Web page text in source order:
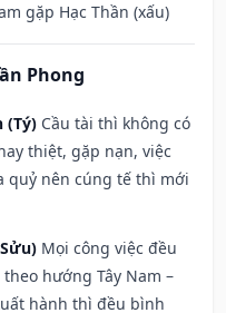
gặp Hạc Thần (xấu)
Phong
(Tý) Cầu tài thì không có
thiệt, gặp nạn, việc
quỷ nên cúng tế thì mới
Mọi công việc đều
hướng Tây Nam –
hành thì đều bình